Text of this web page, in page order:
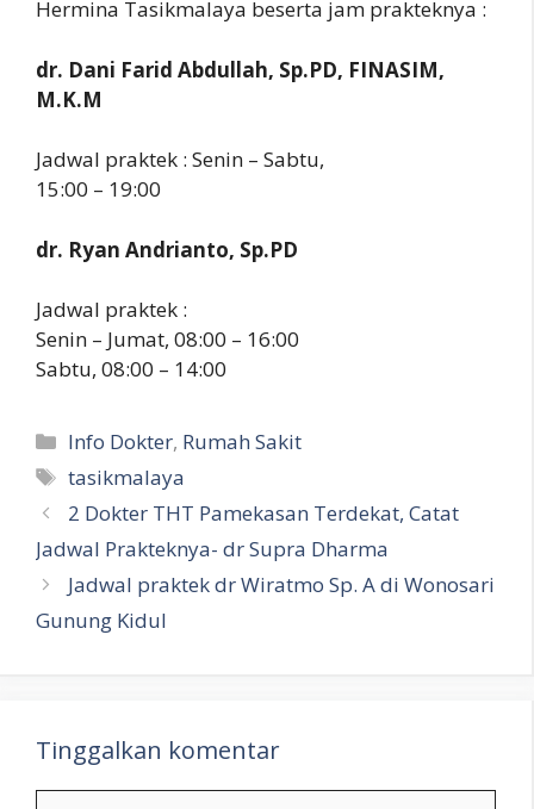
Hermina Tasikmalaya beserta jam prakteknya :
dr. Dani Farid Abdullah, Sp.PD, FINASIM,
M.K.M
Jadwal praktek : Senin – Sabtu,
15:00 – 19:00
dr. Ryan Andrianto, Sp.PD
Jadwal praktek :
Senin – Jumat, 08:00 – 16:00
Sabtu, 08:00 – 14:00
Kategori
Info Dokter, Rumah Sakit
Tag
tasikmalaya
2 Dokter THT Pamekasan Terdekat, Catat
Jadwal Prakteknya- dr Supra Dharma
Jadwal praktek dr Wiratmo Sp. A di Wonosari
Gunung Kidul
Tinggalkan komentar